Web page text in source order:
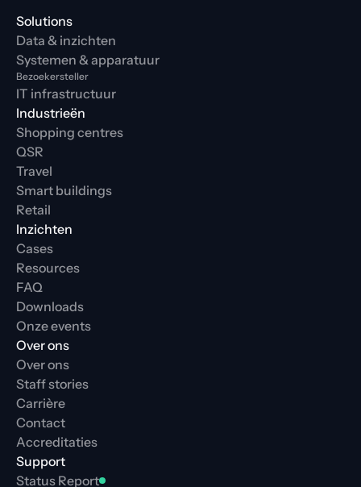
Solutions
Data & inzichten
Systemen & apparatuur
Bezoekersteller
IT infrastructuur
Industrieën
Shopping centres
QSR
Travel
Smart buildings
Retail
Inzichten
Cases
Resources
FAQ
Downloads
Onze events
Over ons
Over ons
Staff stories
Carrière
Contact
Accreditaties
Support
Status Report